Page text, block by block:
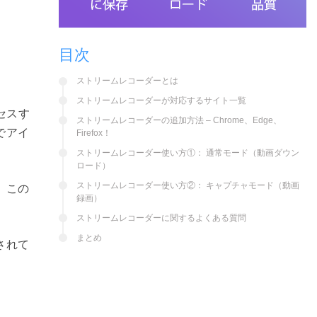
スす
アイ
この
れて
目次
ストリームレコーダーとは
ストリームレコーダーが対応するサイト一覧
ストリームレコーダーの追加方法 – Chrome、Edge、
Firefox！
ストリームレコーダー使い方①： 通常モード（動画ダウン
ロード）
ストリームレコーダー使い方②： キャプチャモード（動画
録画）
ストリームレコーダーに関するよくある質問
まとめ